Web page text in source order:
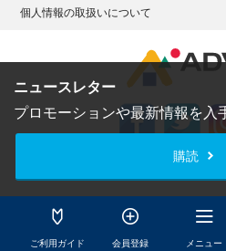
ご利用ガイド 会員登録 メニュー
ニュースレター
プロモーションや最新情報を入
購読
個人情報の取扱いについて